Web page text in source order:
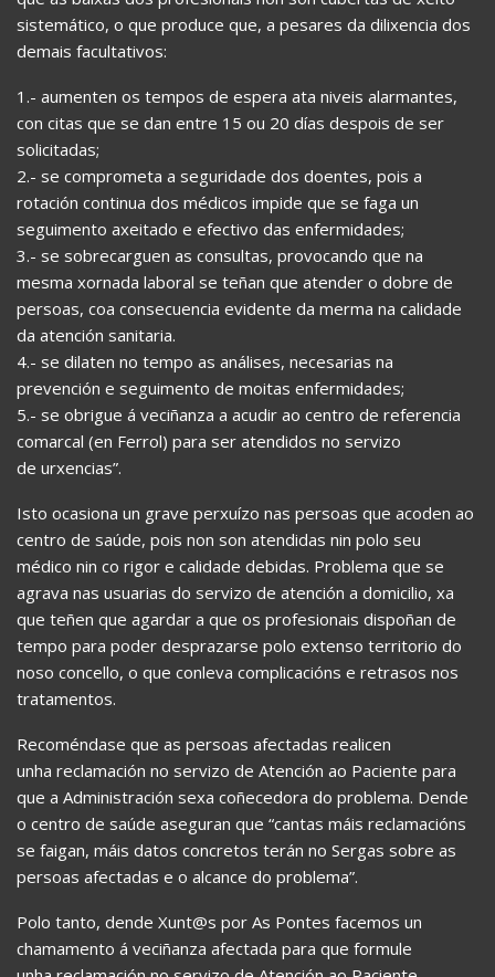
sistemático, o que produce que, a pesares da dilixencia dos
demais facultativos:
1.- aumenten os tempos de espera ata niveis alarmantes,
con citas que se dan entre 15 ou 20 días despois de ser
solicitadas;
2.- se comprometa a seguridade dos doentes, pois a
rotación continua dos médicos impide que se faga un
seguimento axeitado e efectivo das enfermidades;
3.- se sobrecarguen as consultas, provocando que na
mesma xornada laboral se teñan que atender o dobre de
persoas, coa consecuencia evidente da merma na calidade
da atención sanitaria.
4.- se dilaten no tempo as análises, necesarias na
prevención e seguimento de moitas enfermidades;
5.- se obrigue á veciñanza a acudir ao centro de referencia
comarcal (en Ferrol) para ser atendidos no servizo
de urxencias”.
Isto ocasiona un grave perxuízo nas persoas que acoden ao
centro de saúde, pois non son atendidas nin polo seu
médico nin co rigor e calidade debidas. Problema que se
agrava nas usuarias do servizo de atención a domicilio, xa
que teñen que agardar a que os profesionais dispoñan de
tempo para poder desprazarse polo extenso territorio do
noso concello, o que conleva complicacións e retrasos nos
tratamentos.
Recoméndase que as persoas afectadas realicen
unha reclamación no servizo de Atención ao Paciente para
que a Administración sexa coñecedora do problema. Dende
o centro de saúde aseguran que “cantas máis reclamacións
se faigan, máis datos concretos terán no Sergas sobre as
persoas afectadas e o alcance do problema”.
Polo tanto, dende Xunt@s por As Pontes facemos un
chamamento á veciñanza afectada para que formule